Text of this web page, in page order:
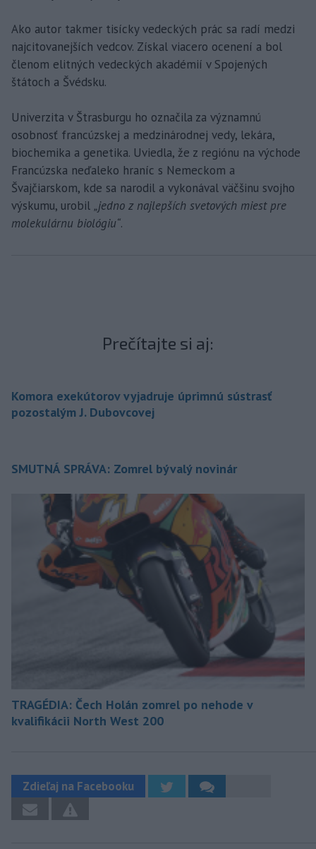
Ako autor takmer tisícky vedeckých prác sa radí medzi
najcitovanejších vedcov. Získal viacero ocenení a bol
členom elitných vedeckých akadémií v Spojených
štátoch a Švédsku.
Univerzita v Štrasburgu ho označila za významnú
osobnosť francúzskej a medzinárodnej vedy, lekára,
biochemika a genetika. Uviedla, že z regiónu na východe
Francúzska neďaleko hraníc s Nemeckom a
Švajčiarskom, kde sa narodil a vykonával väčšinu svojho
výskumu, urobil „jedno z najlepších svetových miest pre
molekulárnu biológiu“.
Prečítajte si aj:
Komora exekútorov vyjadruje úprimnú sústrasť
pozostalým J. Dubovcovej
SMUTNÁ SPRÁVA: Zomrel bývalý novinár
TRAGÉDIA: Čech Holán zomrel po nehode v
kvalifikácii North West 200
Zdieľaj na Facebooku